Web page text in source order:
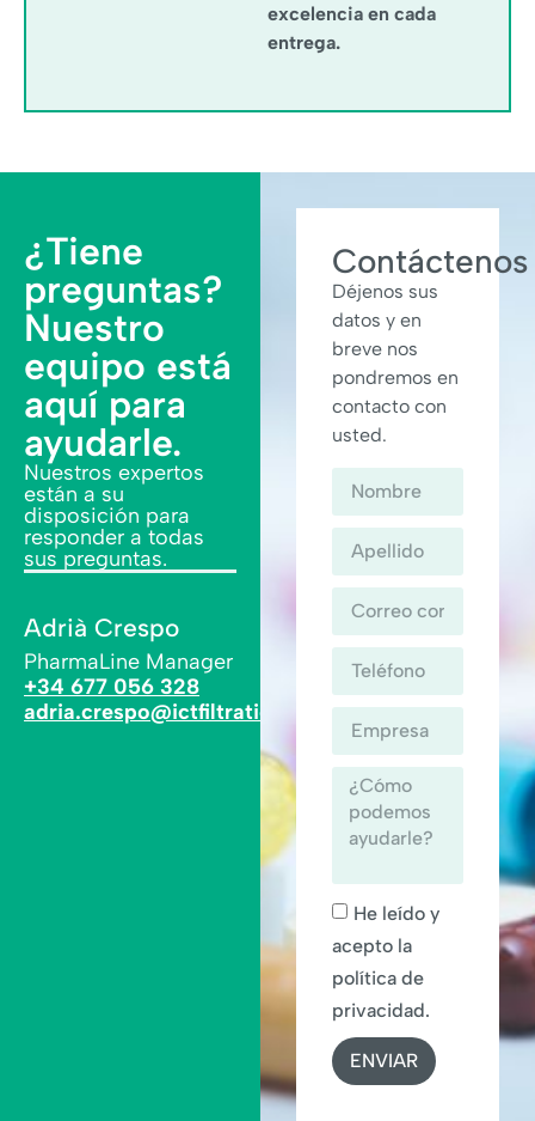
excelencia en cada
entrega.
¿Tiene
preguntas?
Nuestro
equipo está
aquí para
ayudarle.
Nuestros expertos
están a su
disposición para
responder a todas
sus preguntas.
Adrià Crespo
PharmaLine Manager
+34 677 056 328
adria.crespo@ictfiltration.com
Contáctenos
Déjenos sus
datos y en
breve nos
pondremos en
contacto con
usted.
He leído y
acepto la
política de
privacidad.
ENVIAR